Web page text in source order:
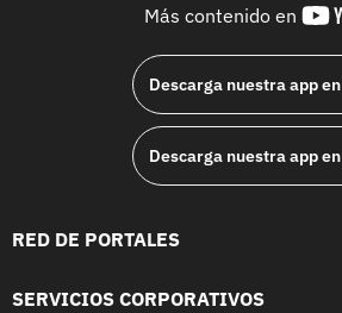
Más contenido en
Descarga nuestra app en
Descarga nuestra app en
RED DE PORTALES
SERVICIOS CORPORATIVOS